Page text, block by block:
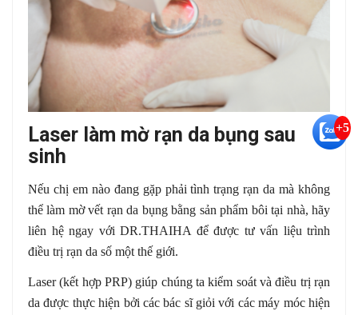
Laser làm mờ rạn da bụng sau
sinh
Nếu chị em nào đang gặp phải tình trạng rạn da mà không
thể làm mờ vết rạn da bụng bằng sản phẩm bôi tại nhà, hãy
liên hệ ngay với DR.THAIHA để được tư vấn liệu trình
điều trị rạn da số một thế giới.
Laser (kết hợp PRP) giúp chúng ta kiểm soát và điều trị rạn
da được thực hiện bởi các bác sĩ giỏi với các máy móc hiện
+5